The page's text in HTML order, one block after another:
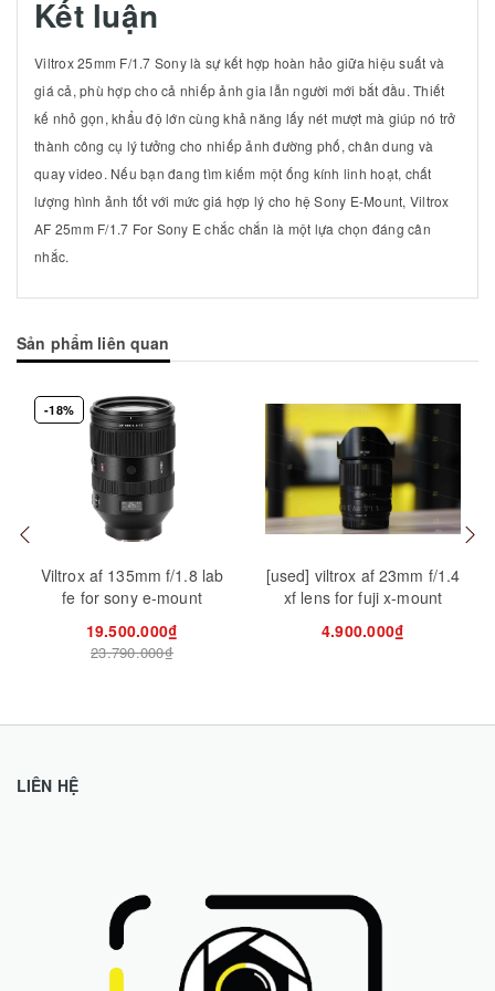
Kết luận
Viltrox 25mm F/1.7 Sony là sự kết hợp hoàn hảo giữa hiệu suất và
giá cả, phù hợp cho cả nhiếp ảnh gia lẫn người mới bắt đầu. Thiết
kế nhỏ gọn, khẩu độ lớn cùng khả năng lấy nét mượt mà giúp nó trở
thành công cụ lý tưởng cho nhiếp ảnh đường phố, chân dung và
quay video. Nếu bạn đang tìm kiếm một ống kính linh hoạt, chất
lượng hình ảnh tốt với mức giá hợp lý cho hệ Sony E-Mount, Viltrox
AF 25mm F/1.7 For Sony E chắc chắn là một lựa chọn đáng cân
nhắc.
Sản phẩm liên quan
-18%
Viltrox af 135mm f/1.8 lab
fe for sony e-mount
19.500.000₫
23.790.000₫
[used] viltrox af 23mm f/1.4
xf lens for fuji x-mount
4.900.000₫
Mua hàng
LIÊN HỆ